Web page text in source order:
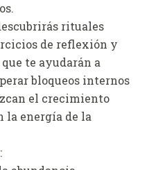
rituales
de reflexión y
te ayudarán a
bloqueos internos
el crecimiento
la energía de la